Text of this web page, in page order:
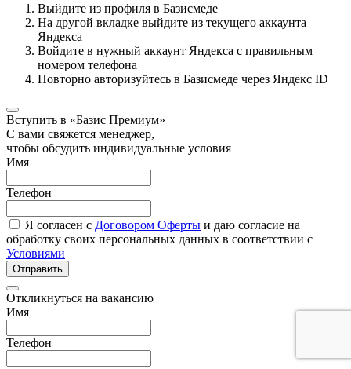
Выйдите из профиля в Базисмеде
На другой вкладке выйдите из текущего аккаунта
Яндекса
Войдите в нужный аккаунт Яндекса с правильным
номером телефона
Повторно авторизуйтесь в Базисмеде через Яндекс ID
Вступить в «Базис Премиум»
С вами свяжется менеджер,
чтобы обсудить индивидуальные условия
Имя
Телефон
Я согласен с Договором Оферты и даю согласие на
обработку своих персональных данных в соответствии с
Условиями
Отправить
Откликнуться на вакансию
Имя
Телефон